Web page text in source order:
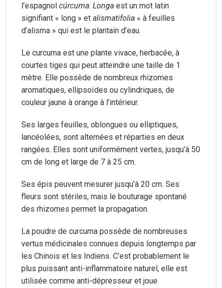
l’espagnolcúrcuma.Longa est un mot latin
signifiant « long » etalismatifolia « à feuilles
d’alisma » qui est le plantain d’eau.
Le curcuma est une plante vivace, herbacée, à
courtes tiges qui peut atteindre une taille de 1
mètre. Elle possède de nombreux rhizomes
aromatiques, ellipsoïdes ou cylindriques, de
couleur jaune à orange à l’intérieur.
Ses larges feuilles, oblongues ou elliptiques,
lancéolées, sont alternées et réparties en deux
rangées. Elles sont uniformément vertes, jusqu’à 50
cm de long et large de 7 à 25 cm.
Ses épis peuvent mesurer jusqu’à 20 cm. Ses
fleurs sont stériles, mais le bouturage spontané
des rhizomes permet la propagation.
La poudre de curcuma possède de nombreuses
vertus médicinales connues depuis longtemps par
les Chinois et les Indiens. C’est probablement le
plus puissant anti-inflammatoire naturel, elle est
utilisée comme anti-dépresseur et joue